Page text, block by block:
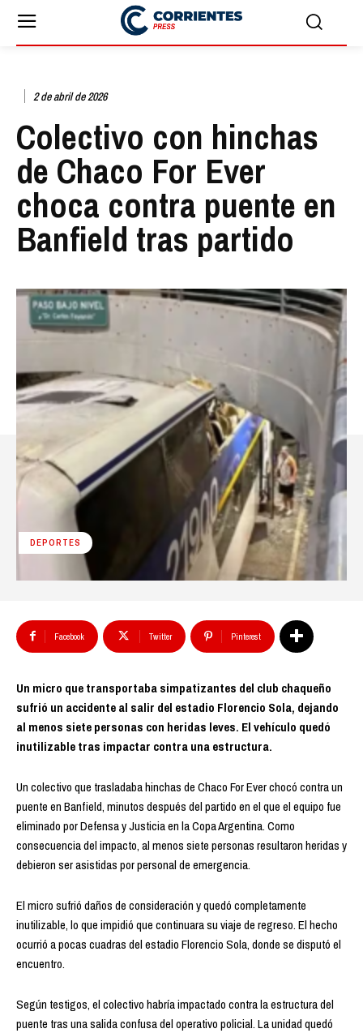
2 de abril de 2026
Colectivo con hinchas
de Chaco For Ever
choca contra puente en
Banfield tras partido
DEPORTES
Facebook Twitter Pinterest
Un micro que transportaba simpatizantes del club chaqueño
sufrió un accidente al salir del estadio Florencio Sola, dejando
al menos siete personas con heridas leves. El vehículo quedó
inutilizable tras impactar contra una estructura.
Un colectivo que trasladaba hinchas de Chaco For Ever chocó contra un
puente en Banfield, minutos después del partido en el que el equipo fue
eliminado por Defensa y Justicia en la Copa Argentina. Como
consecuencia del impacto, al menos siete personas resultaron heridas y
debieron ser asistidas por personal de emergencia.
El micro sufrió daños de consideración y quedó completamente
inutilizable, lo que impidió que continuara su viaje de regreso. El hecho
ocurrió a pocas cuadras del estadio Florencio Sola, donde se disputó el
encuentro.
Según testigos, el colectivo habría impactado contra la estructura del
puente tras una salida confusa del operativo policial. La unidad quedó